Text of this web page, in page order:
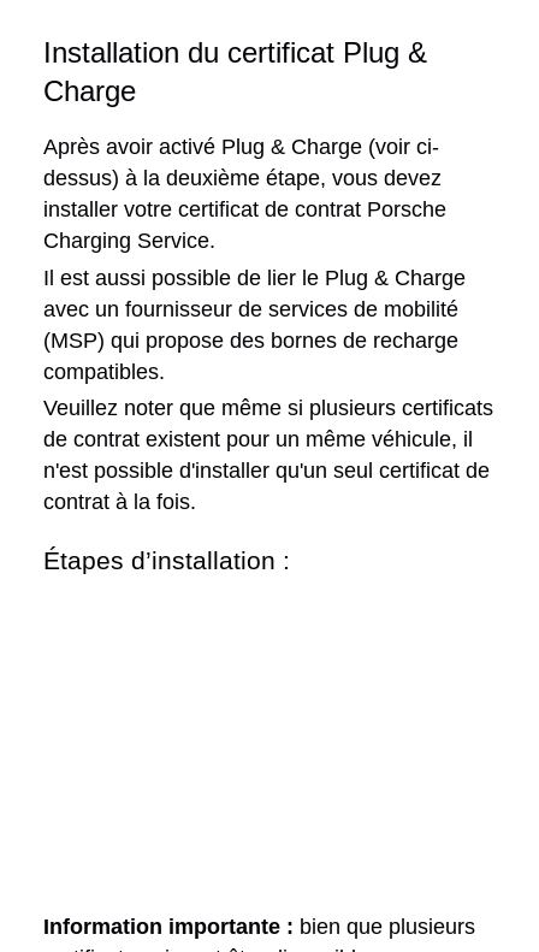
Installation du certificat Plug &
Charge
Après avoir activé Plug & Charge (voir ci-
dessus) à la deuxième étape, vous devez
installer votre certificat de contrat Porsche
Charging Service.
Il est aussi possible de lier le Plug & Charge
avec un fournisseur de services de mobilité
(MSP) qui propose des bornes de recharge
compatibles.
Veuillez noter que même si plusieurs certificats
de contrat existent pour un même véhicule, il
n'est possible d'installer qu'un seul certificat de
contrat à la fois.
Étapes d’installation :
Information importante : bien que plusieurs